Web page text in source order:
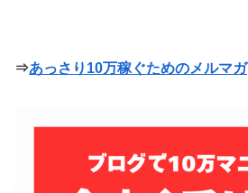
⇒あっさり10万稼ぐためのメルマガ